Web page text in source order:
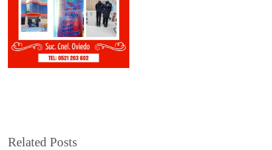
Related Posts